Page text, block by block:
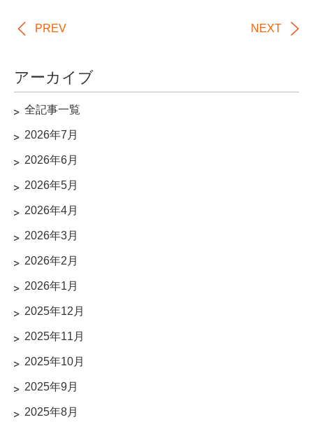
PREV NEXT
アーカイブ
全記事一覧
2026年7月
2026年6月
2026年5月
2026年4月
2026年3月
2026年2月
2026年1月
2025年12月
2025年11月
2025年10月
2025年9月
2025年8月